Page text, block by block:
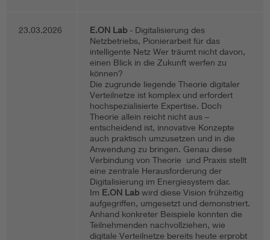
23.03.2026 E.ON Lab - Digitalisierung des
Netzbetriebs, Pionierarbeit für das
intelligente Netz Wer träumt nicht davon,
einen Blick in die Zukunft werfen zu
können?
Die zugrunde liegende Theorie digitaler
Verteilnetze ist komplex und erfordert
hochspezialisierte Expertise. Doch
Theorie allein reicht nicht aus –
entscheidend ist, innovative Konzepte
auch praktisch umzusetzen und in die
Anwendung zu bringen. Genau diese
Verbindung von Theorie und Praxis stellt
eine zentrale Herausforderung der
Digitalisierung im Energiesystem dar.
Im E.ON Lab wird diese Vision frühzeitig
aufgegriffen, umgesetzt und demonstriert.
Anhand konkreter Beispiele konnten die
Teilnehmenden nachvollziehen, wie
digitale Verteilnetze bereits heute erprobt